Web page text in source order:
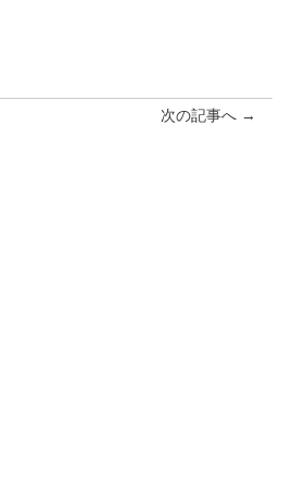
次の記事へ →